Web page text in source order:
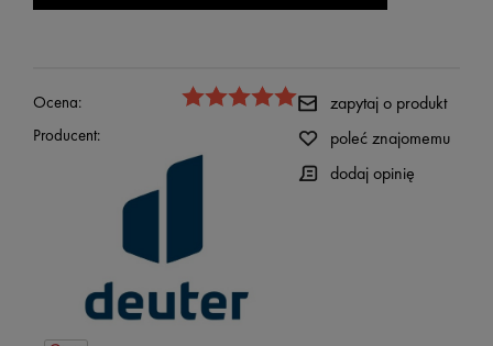
Ocena:
Producent:
zapytaj o produkt
poleć znajomemu
dodaj opinię